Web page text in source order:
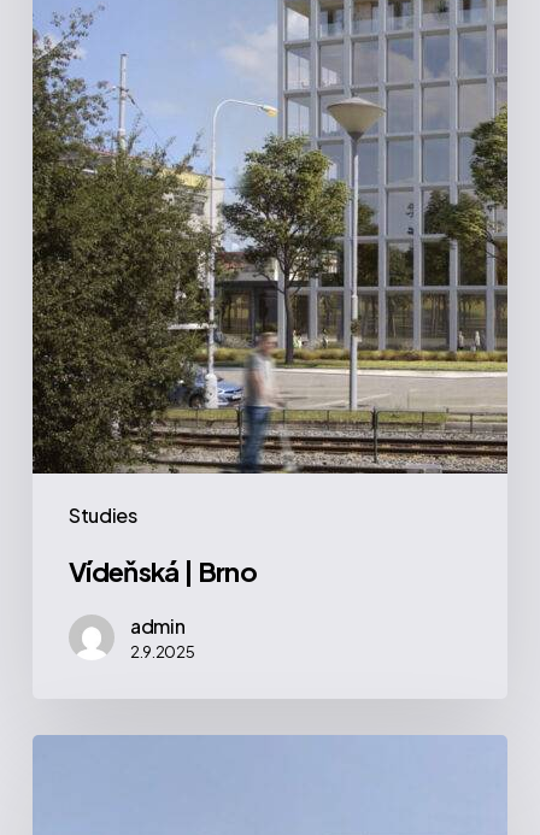
Studies
Vídeňská | Brno
admin
2.9.2025